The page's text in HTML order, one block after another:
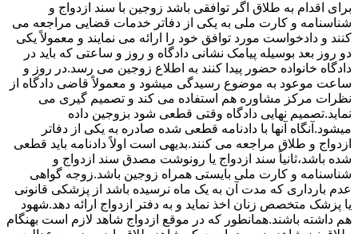
برای اقدام به طلاق اگر توافقی باشد زوجین با سند ازدواج و
شناسنامه و کارت ملی به یکی از دفاتر خدمات قضایی مراجعه می
کنند و دادخواست مورد توافق خود را ارائه می نمایند و معمولاً یکی
دو روز بعد بوسیله پیامک نشانی دادگاه و روز و ساعتی که باید در
دادگاه خانواده حضور پیدا کنند به اطلاع زوجین می رسد.در روز و
ساعت موعود به موضوع رسیدگی میشود و معمولاً قاضی دادگاه از
نظرات مرکز مشاوره هم استفاده می کند و تصمیم گیری می
نماید.تصمیم نهایی دادگاه وقتی قطعی شود بزوجین داده
میشود.آنگاه آنها با دادنامه قطعی شده صادره به یکی از دفاتر
ازدواج و طلاق مراجعه می کنند.بدیهی است اولاً دادنامه باید قطعی
شده باشد،ثانیاً سند ازدواج یا رونوشت مصدق سند ازدواج و
شناسنامه و کارت ملی بایستی همراه زوجین باشد.زوجه گواهی
عدم بارداری که مدت آن به یک ماه نرسیده باشد از پزشکی قانونی
یا پزشک متخصص زنان اخذ نماید و به دفتر ازدواج ارائه دهد.شهود
هم داشته باشند.همانطور که در موقع ازدواج شاهد لازم است بهنگام